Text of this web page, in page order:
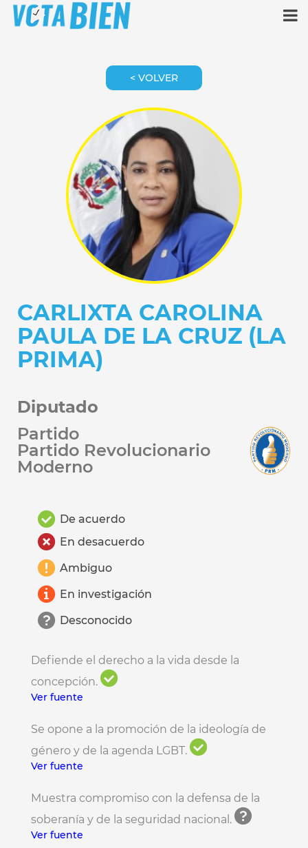
< VOLVER
CARLIXTA CAROLINA
PAULA DE LA CRUZ (LA
PRIMA)
Diputado
Partido
Partido Revolucionario
Moderno
De acuerdo
En desacuerdo
Ambiguo
En investigación
Desconocido
Defiende el derecho a la vida desde la
concepción.
Ver fuente
Se opone a la promoción de la ideología de
género y de la agenda LGBT.
Ver fuente
Muestra compromiso con la defensa de la
soberanía y de la seguridad nacional.
Ver fuente